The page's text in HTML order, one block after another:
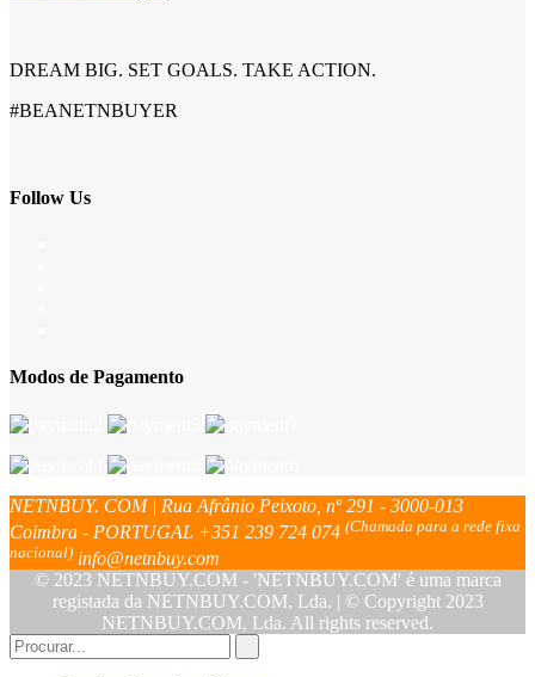
DREAM BIG. SET GOALS. TAKE ACTION.
#BEANETNBUYER
Follow Us
Modos de Pagamento
NETNBUY. COM | Rua Afrânio Peixoto, nº 291 - 3000-013
Coimbra - PORTUGAL +351 239 724 074 (Chamada para a rede fixa
nacional) info@netnbuy.com
© 2023 NETNBUY.COM - 'NETNBUY.COM' é uma marca
registada da NETNBUY.COM, Lda. | © Copyright 2023
NETNBUY.COM, Lda. All rights reserved.